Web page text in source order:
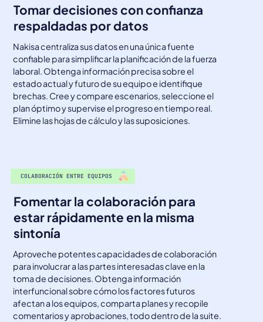
Tomar decisiones con confianza
respaldadas por datos
Nakisa centraliza sus datos en una única fuente
confiable para simplificar la planificación de la fuerza
laboral. Obtenga información precisa sobre el
estado actual y futuro de su equipo e identifique
brechas. Cree y compare escenarios, seleccione el
plan óptimo y supervise el progreso en tiempo real.
Elimine las hojas de cálculo y las suposiciones.
COLABORACIÓN ENTRE EQUIPOS
Fomentar la colaboración para
estar rápidamente en la misma
sintonía
Aproveche potentes capacidades de colaboración
para involucrar a las partes interesadas clave en la
toma de decisiones. Obtenga información
interfuncional sobre cómo los factores futuros
afectan a los equipos, comparta planes y recopile
comentarios y aprobaciones, todo dentro de la suite.